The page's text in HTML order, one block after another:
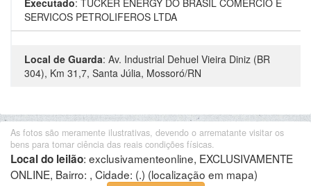
Executado: TUCKER ENERGY DO BRASIL COMERCIO E
SERVICOS PETROLIFEROS LTDA
Local de Guarda: Av. Industrial Dehuel Vieira Diniz (BR
304), Km 31,7, Santa Júlia, Mossoró/RN
As fotos são meramente ilustrativas, devendo o arrematante visitar os
bens para tomar ciência das reais condições físicas.
Local do leilão: exclusivamenteonline, EXCLUSIVAMENTE
ONLINE, Bairro: , Cidade: (.) (localização em mapa)